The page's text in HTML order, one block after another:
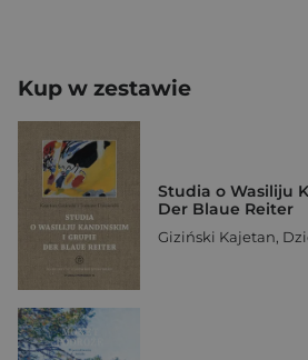
Kup w zestawie
Studia o Wasiliju
Der Blaue Reiter
Giziński Kajetan,